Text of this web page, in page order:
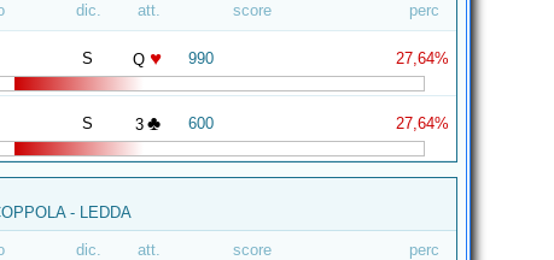
dic. att. score perc
S Q ♥ 990 27,64%
S 3 ♣ 600 27,64%
- LEDDA
dic. att. score perc